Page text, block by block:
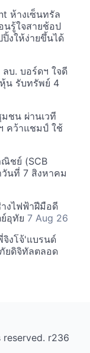
ห้างเซ็นทรัล
นรู้ใจสายช้อป
งให้ง่ายขึ้นได้
บ. บอร์ดฯ ใจดี
น รับทรัพย์ 4
ชน ผ่านเวที
คว้าแชมป์ ใช้
ณิชย์ (SCB
วันที่ 7 สิงหาคม
งไฟฟ้าฝีมือดี
อุทัย 7 Aug 26
จิงโจ้'แบรนด์
ยดิจิทัลตลอด
r236